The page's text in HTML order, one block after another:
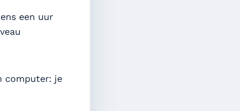
een uur
computer: je